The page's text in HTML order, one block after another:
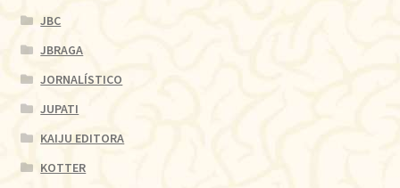
JBC
JBRAGA
JORNALÍSTICO
JUPATI
KAIJU EDITORA
KOTTER